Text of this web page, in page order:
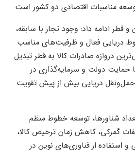
مناسبات اقتصادی دو کشور است.
قطر ادامه داد: وجود تجار با سابقه،
دریایی فعال و ظرفیت‌های مناسب
دروازه صادرات کالا به قطر تبدیل
حمایت دولت و سرمایه‌گذاری در
دریایی بیش از پیش تقویت
شناورها، توسعه خطوط منظم
گمرکی، کاهش زمان ترخیص کالا،
و استفاده از فناوری‌های نوین در